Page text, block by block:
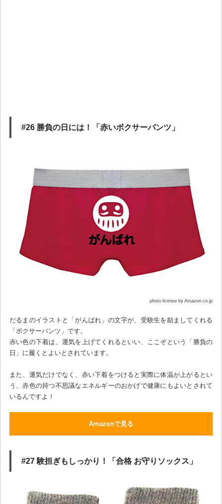
#26 勝負の日には！「赤いボクサーパンツ」
photo license by Amazon.co.jp
だるまのイラストと「がんばれ」の文字が、受験生を励ましてくれる
「ボクサーパンツ」です。
赤い色の下着は、運気を上げてくれるといい、ここぞという「勝負の
日」に履くとよいとされています。
また、運気だけでなく、赤い下着をつけると実際に体温が上がるとい
う、赤色の持つ不思議なエネルギーのおかげで健康にもよいとされて
いるんですよ！
Amazonで見る
#27 験担ぎもしっかり！「合格 お守りソックス」